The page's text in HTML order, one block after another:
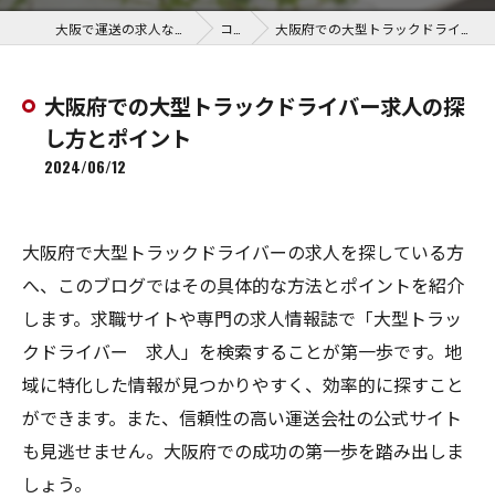
コラム 大阪府での大型トラックドライバー求人の探し方とポイント
大阪府での大型トラックドライバー求人の探
し方とポイント
2024/06/12
大阪府で大型トラックドライバーの求人を探している方
へ、このブログではその具体的な方法とポイントを紹介
します。求職サイトや専門の求人情報誌で「大型トラッ
クドライバー 求人」を検索することが第一歩です。地
域に特化した情報が見つかりやすく、効率的に探すこと
ができます。また、信頼性の高い運送会社の公式サイト
も見逃せません。大阪府での成功の第一歩を踏み出しま
しょう。